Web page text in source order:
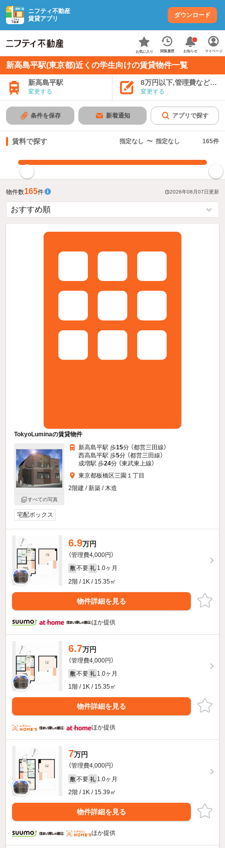
ニフティ不動産
賃貸アプリ
ダウンロード
お気に入り 閲覧履歴 お知らせ マイページ
新高島平駅(東京都)近くの学生向けの賃貸物件一覧
新高島平駅
変更する
8万円以下,管理費など込み
変更する
条件を保存 新着通知 アプリで探す
賃料で探す 指定なし 〜 指定なし 165件
物件数165件 2026年08月07日更新
TokyoLuminaの賃貸物件
すべての写真
新高島平駅 歩15分 （都営三田線）
西高島平駅 歩5分 （都営三田線）
成増駅 歩24分 （東武東上線）
東京都板橋区三園１丁目
2階建 / 新築 / 木造
宅配ボックス
6.9万円
（管理費4,000円）
敷 不要 礼 1.0ヶ月
2階 / 1K / 15.35㎡
物件詳細を見る
ほか提供
6.7万円
（管理費4,000円）
敷 不要 礼 1.0ヶ月
1階 / 1K / 15.35㎡
物件詳細を見る
ほか提供
7万円
（管理費4,000円）
敷 不要 礼 1.0ヶ月
2階 / 1K / 15.39㎡
物件詳細を見る
ほか提供